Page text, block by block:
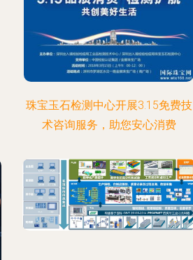
珠宝玉石检测中心开展3.15免费技
术咨询服务，助您安心消费